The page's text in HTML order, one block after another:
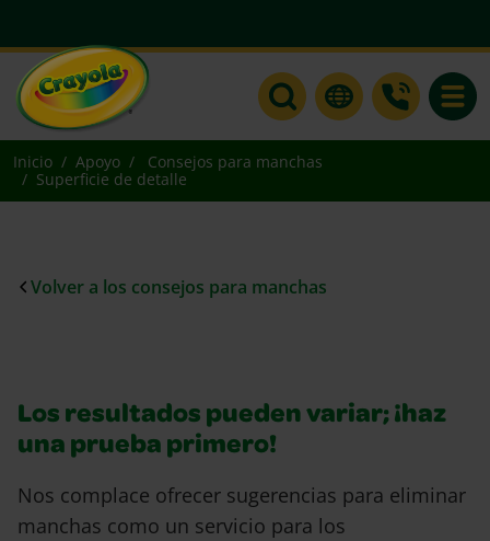
Inicio Apoyo
Consejos para manchas
Superficie de detalle
Volver a los consejos para manchas
Los resultados pueden variar; ¡haz
una prueba primero!
Nos complace ofrecer sugerencias para eliminar
manchas como un servicio para los